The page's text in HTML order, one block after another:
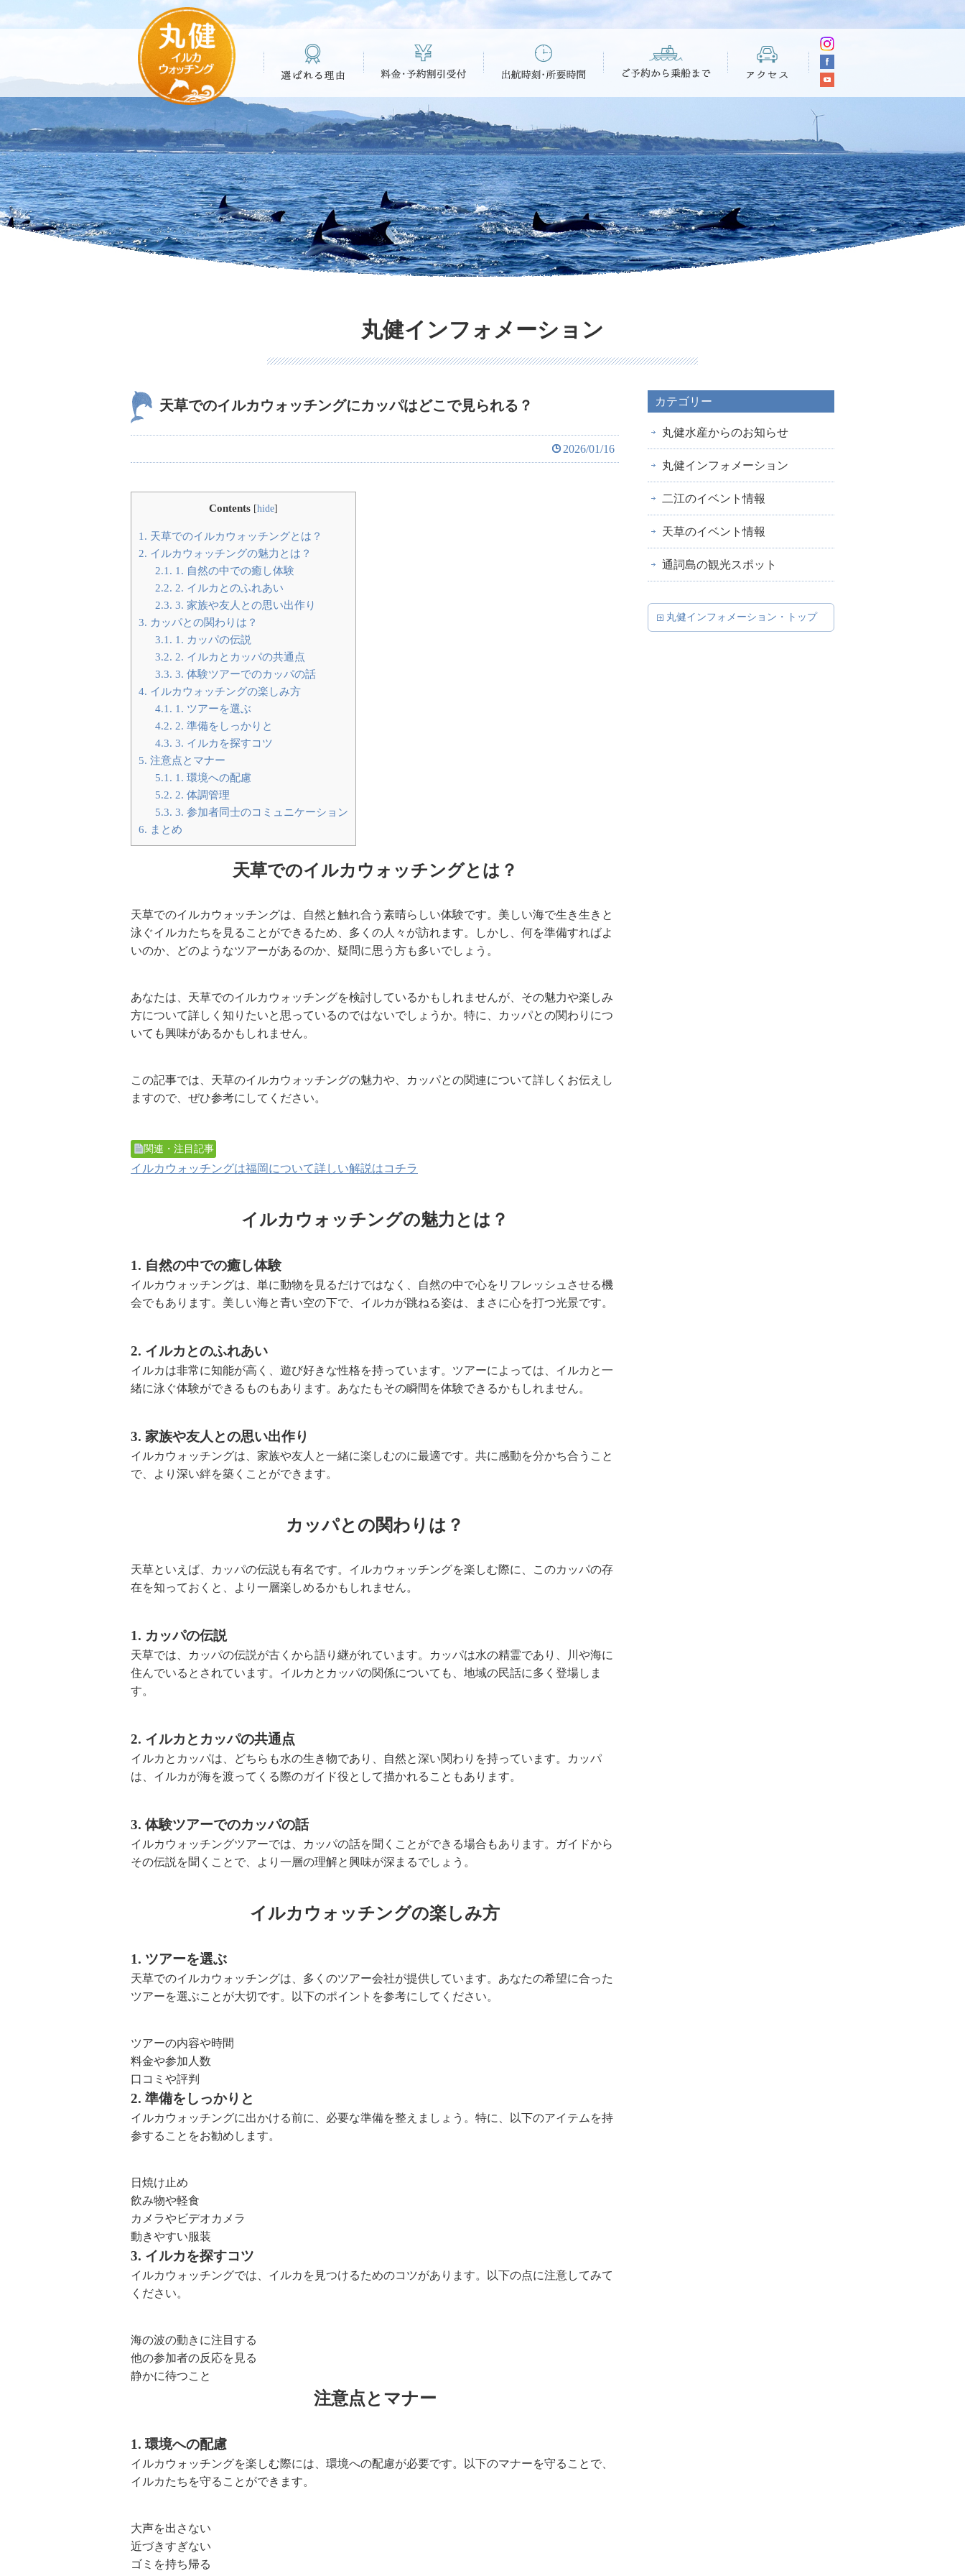
丸健インフォメーション
天草でのイルカウォッチングにカッパはどこで見られる？
2026/01/16
Contents [hide]
1. 天草でのイルカウォッチングとは？
2. イルカウォッチングの魅力とは？
2.1. 1. 自然の中での癒し体験
2.2. 2. イルカとのふれあい
2.3. 3. 家族や友人との思い出作り
3. カッパとの関わりは？
3.1. 1. カッパの伝説
3.2. 2. イルカとカッパの共通点
3.3. 3. 体験ツアーでのカッパの話
4. イルカウォッチングの楽しみ方
4.1. 1. ツアーを選ぶ
4.2. 2. 準備をしっかりと
4.3. 3. イルカを探すコツ
5. 注意点とマナー
5.1. 1. 環境への配慮
5.2. 2. 体調管理
5.3. 3. 参加者同士のコミュニケーション
6. まとめ
天草でのイルカウォッチングとは？
天草でのイルカウォッチングは、自然と触れ合う素晴らしい体験です。美しい海で生き生きと
泳ぐイルカたちを見ることができるため、多くの人々が訪れます。しかし、何を準備すればよ
いのか、どのようなツアーがあるのか、疑問に思う方も多いでしょう。
あなたは、天草でのイルカウォッチングを検討しているかもしれませんが、その魅力や楽しみ
方について詳しく知りたいと思っているのではないでしょうか。特に、カッパとの関わりにつ
いても興味があるかもしれません。
この記事では、天草のイルカウォッチングの魅力や、カッパとの関連について詳しくお伝えし
ますので、ぜひ参考にしてください。
関連・注目記事
イルカウォッチングは福岡について詳しい解説はコチラ
イルカウォッチングの魅力とは？
1. 自然の中での癒し体験
イルカウォッチングは、単に動物を見るだけではなく、自然の中で心をリフレッシュさせる機
会でもあります。美しい海と青い空の下で、イルカが跳ねる姿は、まさに心を打つ光景です。
2. イルカとのふれあい
イルカは非常に知能が高く、遊び好きな性格を持っています。ツアーによっては、イルカと一
緒に泳ぐ体験ができるものもあります。あなたもその瞬間を体験できるかもしれません。
3. 家族や友人との思い出作り
イルカウォッチングは、家族や友人と一緒に楽しむのに最適です。共に感動を分かち合うこと
で、より深い絆を築くことができます。
カッパとの関わりは？
天草といえば、カッパの伝説も有名です。イルカウォッチングを楽しむ際に、このカッパの存
在を知っておくと、より一層楽しめるかもしれません。
1. カッパの伝説
天草では、カッパの伝説が古くから語り継がれています。カッパは水の精霊であり、川や海に
住んでいるとされています。イルカとカッパの関係についても、地域の民話に多く登場しま
す。
2. イルカとカッパの共通点
イルカとカッパは、どちらも水の生き物であり、自然と深い関わりを持っています。カッパ
は、イルカが海を渡ってくる際のガイド役として描かれることもあります。
3. 体験ツアーでのカッパの話
イルカウォッチングツアーでは、カッパの話を聞くことができる場合もあります。ガイドから
その伝説を聞くことで、より一層の理解と興味が深まるでしょう。
イルカウォッチングの楽しみ方
1. ツアーを選ぶ
天草でのイルカウォッチングは、多くのツアー会社が提供しています。あなたの希望に合った
ツアーを選ぶことが大切です。以下のポイントを参考にしてください。
ツアーの内容や時間
料金や参加人数
口コミや評判
2. 準備をしっかりと
イルカウォッチングに出かける前に、必要な準備を整えましょう。特に、以下のアイテムを持
参することをお勧めします。
日焼け止め
飲み物や軽食
カメラやビデオカメラ
動きやすい服装
3. イルカを探すコツ
イルカウォッチングでは、イルカを見つけるためのコツがあります。以下の点に注意してみて
ください。
海の波の動きに注目する
他の参加者の反応を見る
静かに待つこと
注意点とマナー
1. 環境への配慮
イルカウォッチングを楽しむ際には、環境への配慮が必要です。以下のマナーを守ることで、
イルカたちを守ることができます。
大声を出さない
近づきすぎない
ゴミを持ち帰る
カテゴリー
丸健水産からのお知らせ
丸健インフォメーション
二江のイベント情報
天草のイベント情報
通詞島の観光スポット
丸健インフォメーション・トップ